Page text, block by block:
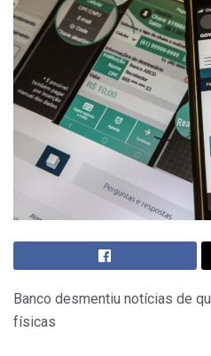
Banco desmentiu notícias de
físicas